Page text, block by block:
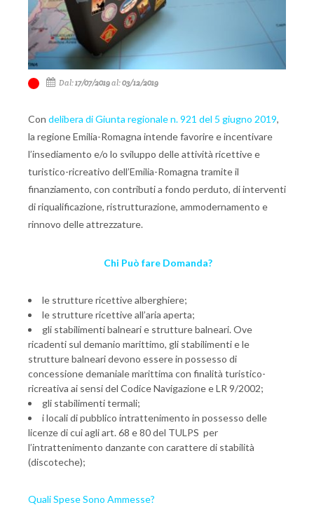
Dal:17/07/2019al:03/12/2019
Con delibera di Giunta regionale n. 921 del 5 giugno 2019,
la regione Emilia-Romagna intende favorire e incentivare
l’insediamento e/o lo sviluppo delle attività ricettive e
turistico-ricreativo dell’Emilia-Romagna tramite il
finanziamento, con contributi a fondo perduto, di interventi
di riqualificazione, ristrutturazione, ammodernamento e
rinnovo delle attrezzature.
Chi Può fare Domanda?
le strutture ricettive alberghiere;
le strutture ricettive all’aria aperta;
gli stabilimenti balneari e strutture balneari. Ove
ricadenti sul demanio marittimo, gli stabilimenti e le
strutture balneari devono essere in possesso di
concessione demaniale marittima con finalità turistico-
ricreativa ai sensi del Codice Navigazione e LR 9/2002;
gli stabilimenti termali;
i locali di pubblico intrattenimento in possesso delle
licenze di cui agli art. 68 e 80 del TULPS per
l’intrattenimento danzante con carattere di stabilità
(discoteche);
Quali Spese Sono Ammesse?